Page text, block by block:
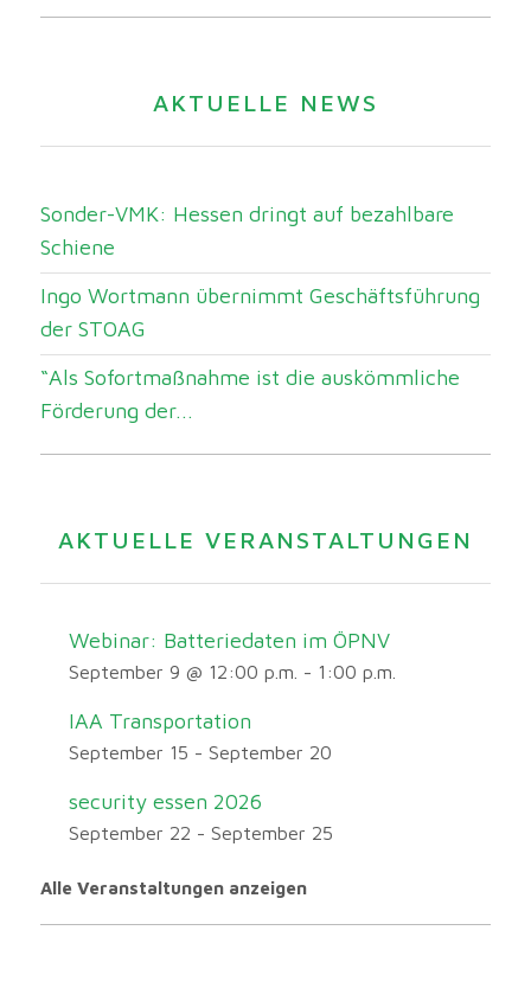
AKTUELLE NEWS
Sonder-VMK: Hessen dringt auf bezahlbare
Schiene
Ingo Wortmann übernimmt Geschäftsführung
der STOAG
“Als Sofortmaßnahme ist die auskömmliche
Förderung der...
AKTUELLE VERANSTALTUNGEN
Webinar: Batteriedaten im ÖPNV
September 9 @ 12:00 p.m. - 1:00 p.m.
IAA Transportation
September 15 - September 20
security essen 2026
September 22 - September 25
Alle Veranstaltungen anzeigen